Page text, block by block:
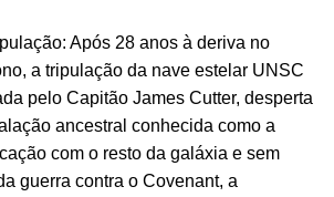
Após 28 anos à deriva no
a tripulação da nave estelar UNSC
pelo Capitão James Cutter, desperta
ancestral conhecida como a
com o resto da galáxia e sem
guerra contra o Covenant, a